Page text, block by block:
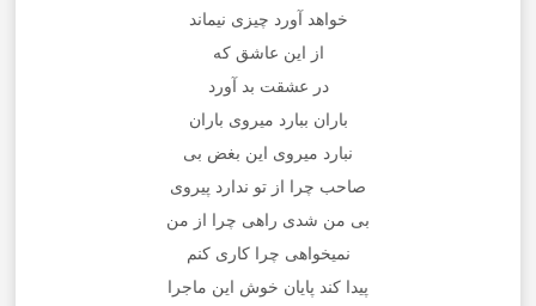
خواهد آورد چیزی نیماند
از این عاشق که
در عشقت بد آورد
باران ببارد میروی باران
نبارد میروی این بغض بی
صاحب چرا از تو ندارد پیروی
بی من شدی راهی چرا از من
نمیخواهی چرا کاری کنم
پیدا کند پایان خوش این ماجرا